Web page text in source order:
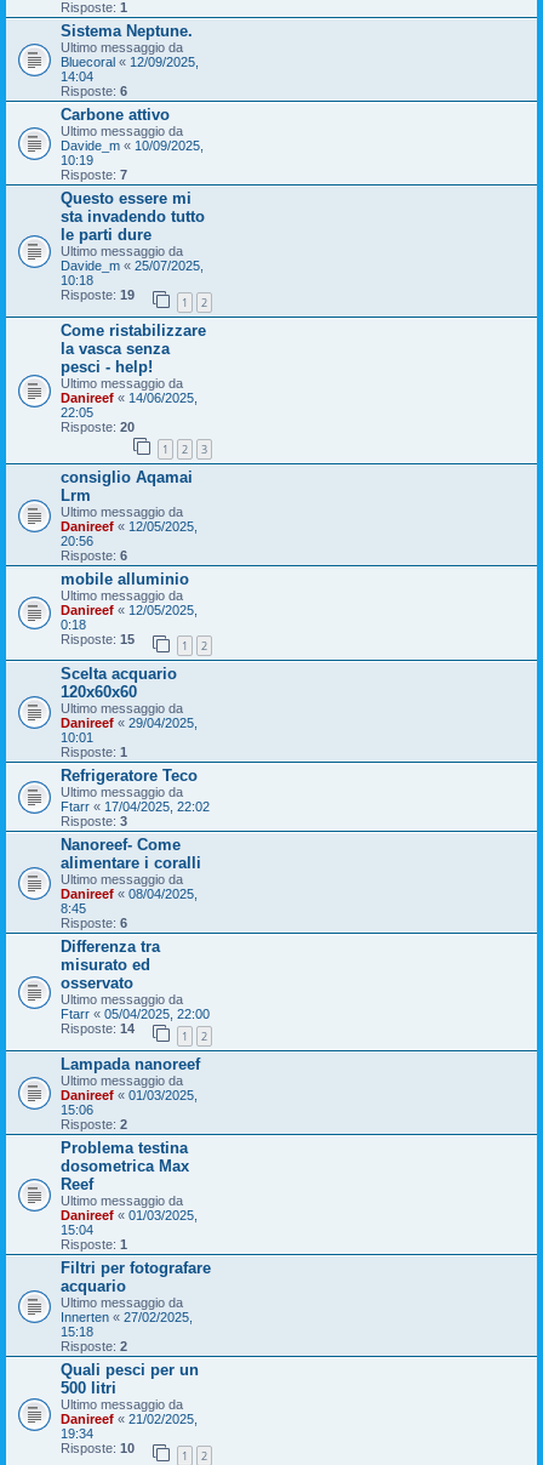
Risposte: 1
Sistema Neptune.
Ultimo messaggio da
Bluecoral « 12/09/2025,
14:04
Risposte: 6
Carbone attivo
Ultimo messaggio da
Davide_m « 10/09/2025,
10:19
Risposte: 7
Questo essere mi
sta invadendo tutto
le parti dure
Ultimo messaggio da
Davide_m « 25/07/2025,
10:18
Risposte: 19 1 2
Come ristabilizzare
la vasca senza
pesci - help!
Ultimo messaggio da
Danireef « 14/06/2025,
22:05
Risposte: 20
1 2 3
consiglio Aqamai
Lrm
Ultimo messaggio da
Danireef « 12/05/2025,
20:56
Risposte: 6
mobile alluminio
Ultimo messaggio da
Danireef « 12/05/2025,
0:18
Risposte: 15 1 2
Scelta acquario
120x60x60
Ultimo messaggio da
Danireef « 29/04/2025,
10:01
Risposte: 1
Refrigeratore Teco
Ultimo messaggio da
Ftarr « 17/04/2025, 22:02
Risposte: 3
Nanoreef- Come
alimentare i coralli
Ultimo messaggio da
Danireef « 08/04/2025,
8:45
Risposte: 6
Differenza tra
misurato ed
osservato
Ultimo messaggio da
Ftarr « 05/04/2025, 22:00
Risposte: 14 1 2
Lampada nanoreef
Ultimo messaggio da
Danireef « 01/03/2025,
15:06
Risposte: 2
Problema testina
dosometrica Max
Reef
Ultimo messaggio da
Danireef « 01/03/2025,
15:04
Risposte: 1
Filtri per fotografare
acquario
Ultimo messaggio da
Innerten « 27/02/2025,
15:18
Risposte: 2
Quali pesci per un
500 litri
Ultimo messaggio da
Danireef « 21/02/2025,
19:34
Risposte: 10 1 2